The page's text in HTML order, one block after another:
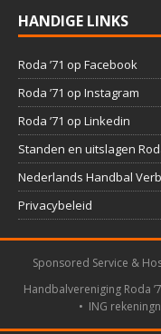
HANDIGE LINKS
Roda ’71 op Facebook
Roda ’71 op Instagram
Roda ’71 op Linkedin
Standen en uitslagen
Nederlands Handbal
Privacybeleid
Sponsored Service &
Handbalvereniging Roda
• ING